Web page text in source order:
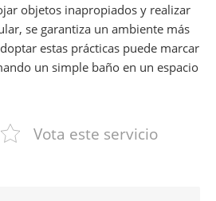
objetos inapropiados y realizar
se garantiza un ambiente más
estas prácticas puede marcar
un simple baño en un espacio
Vota este servicio